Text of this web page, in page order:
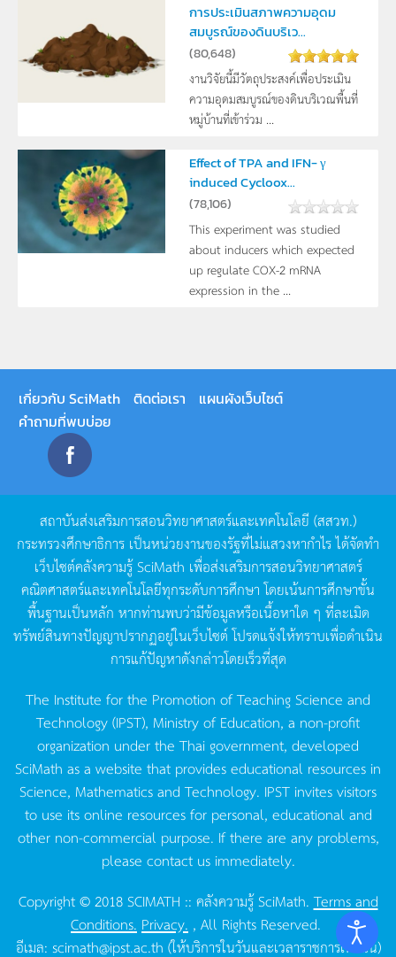
การประเมินสภาพความอุดม
สมบูรณ์ของดินบริเว...
(80,648)
งานวิจัยนี้มีวัตถุประสงค์เพื่อประเมิน
ความอุดมสมบูรณ์ของดินบริเวณพื้นที่
หมู่บ้านที่เข้าร่วม ...
Effect of TPA and IFN- γ
induced Cycloox...
(78,106)
This experiment was studied
about inducers which expected
up regulate COX-2 mRNA
expression in the ...
เกี่ยวกับ SciMath ติดต่อเรา
แผนผังเว็บไซต์
คำถามที่พบบ่อย
สถาบันส่งเสริมการสอนวิทยาศาสตร์และเทคโนโลยี (สสวท.)
กระทรวงศึกษาธิการ เป็นหน่วยงานของรัฐที่ไม่แสวงหากำไรได้จัดทำ
เว็บไซต์คลังความรู้SciMath เพื่อส่งเสริมการสอนวิทยาศาสตร์
คณิตศาสตร์และเทคโนโลยีทุกระดับการศึกษา โดยเน้นการศึกษาขั้น
พื้นฐานเป็นหลัก หากท่านพบว่ามีข้อมูลหรือเนื้อหาใด ๆ ที่ละเมิด
ทรัพย์สินทางปัญญาปรากฏอยู่ในเว็บไซต์โปรดแจ้งให้ทราบเพื่อดำเนิน
การแก้ปัญหาดังกล่าวโดยเร็วที่สุด
The Institute for the Promotion of Teaching Science and
Technology (IPST), Ministry of Education, a non-profit
organization under the Thai government, developed
SciMath as a website that provides educational resources in
Science, Mathematics and Technology. IPST invites visitors
to use its online resources for personal, educational and
other non-commercial purpose. If there are any problems,
please contact us immediately.
Copyright © 2018 SCIMATH :: คลังความรู้ SciMath.Terms and
Conditions. Privacy. , All Rights Reserved.
อีเมล: scimath@ipst.ac.th (ให้บริการในวันและเวลาราชการเท่านั้น)